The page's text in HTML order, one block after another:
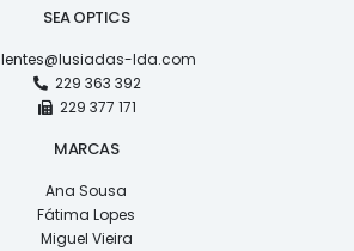
SEA OPTICS
lentes@lusiadas-lda.com
229 363 392
229 377 171
MARCAS
Ana Sousa
Fátima Lopes
Miguel Vieira